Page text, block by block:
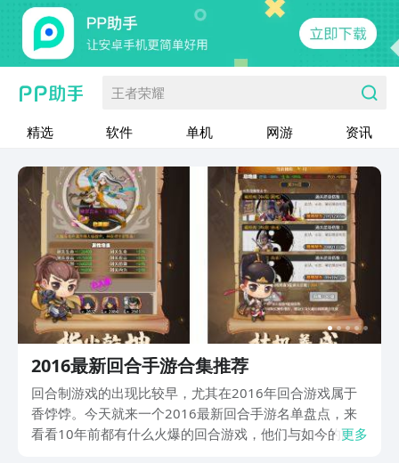
王者荣耀
精选 软件 单机 网游 资讯
2016最新回合手游合集推荐
回合制游戏的出现比较早，尤其在2016年回合游戏属于
香饽饽。今天就来一个2016最新回合手游名单盘点，来
看看10年前都有什么火爆的回合游戏，他们与如今的回合
更多